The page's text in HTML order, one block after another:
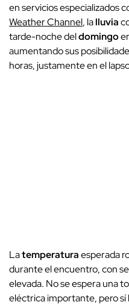
en servicios especializados
Weather Channel, lalluvia
tarde-noche deldomingo
aumentando sus
horas, justamente en el
Latemperaturaesperada
durante el encuentro, con
elevada. No se espera una
eléctrica importante, pero sí